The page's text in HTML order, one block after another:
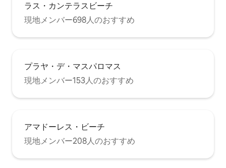
の歴史地区へのアクセス時間は約10分、
島の首都ラス・パルマス・デ・グラン・
カナリア島まで約15分、マスパロマスま
で約30分です。 ハウス設備： 1階：設備
グルーム。 1階： テラスと専用バスルー
ムを備えた主寝室1室。 ダブルベッド1.60
x 2.00 mts。 海のパノラマビュー。 ご要
望に応じて2歳未満のお子様のためのベビ
ーベッドの駐車場を手配できます。 ダブ
ルーム1室+エキストラベッド。 一般 ：-
キッチン用品：冷蔵庫、誘導コンロ、オ
ドイッチメーカー、電気ジューサー、す
ラス・カンテラスビーチ
現地メンバー698人のおすすめ
プラヤ・デ・マスパロマス
現地メンバー153人のおすすめ
アマドーレス・ビーチ
現地メンバー208人のおすすめ